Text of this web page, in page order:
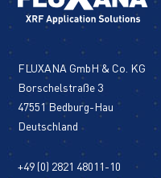
FLUXANA GmbH & Co. KG
Borschelstraße 3
47551 Bedburg-Hau
Deutschland
+49 (0) 2821 48011-10